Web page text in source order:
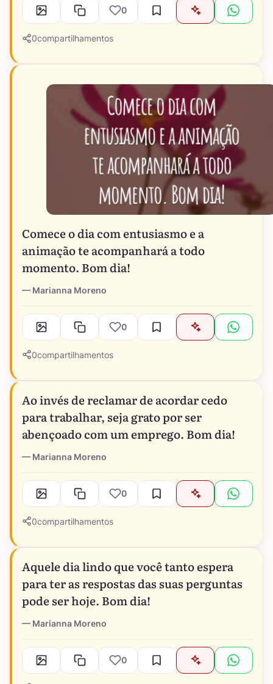
0
0compartilhamentos
Comece o dia com entusiasmo e a
animação te acompanhará a todo
momento. Bom dia!
Marianna Moreno
0
0compartilhamentos
Ao invés de reclamar de acordar cedo
para trabalhar, seja grato por ser
abençoado com um emprego. Bom dia!
Marianna Moreno
0
0compartilhamentos
Aquele dia lindo que você tanto espera
para ter as respostas das suas perguntas
pode ser hoje. Bom dia!
Marianna Moreno
0